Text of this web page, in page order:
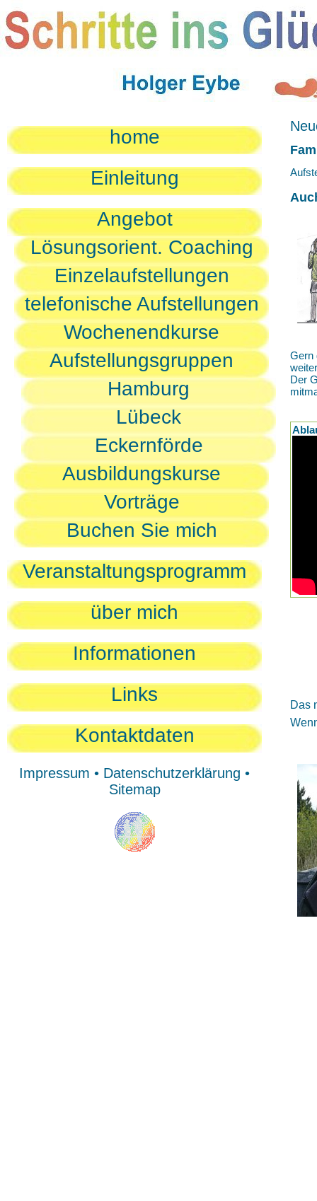
home
Einleitung
Angebot
Lösungsorient. Coaching
Einzelaufstellungen
telefonische Aufstellungen
Wochenendkurse
Aufstellungsgruppen
Hamburg
Lübeck
Eckernförde
Ausbildungskurse
Vorträge
Buchen Sie mich
Veranstaltungsprogramm
über mich
Informationen
Links
Kontaktdaten
Impressum • Datenschutzerklärung •
Sitemap
Gern
Der
Das